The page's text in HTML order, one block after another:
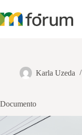
para
o
Karla Uzeda
Documento